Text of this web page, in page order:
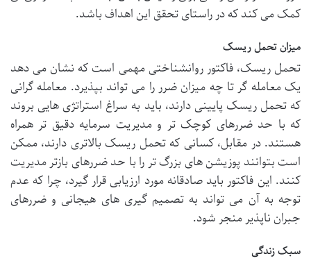
کمک می کند که در راستای تحقق این اهداف باشد.
میزان تحمل ریسک
تحمل ریسک، فاکتور روانشناختی مهمی است که نشان می دهد
یک معامله گر تا چه میزان ضرر را می تواند بپذیرد. معامله گرانی
که تحمل ریسک پایینی دارند، باید به سراغ استراتژی هایی بروند
که با حد ضررهای کوچک تر و مدیریت سرمایه دقیق تر همراه
هستند. در مقابل، کسانی که تحمل ریسک بالاتری دارند، ممکن
است بتوانند پوزیشن های بزرگ تر را با حد ضررهای بازتر مدیریت
کنند. این فاکتور باید صادقانه مورد ارزیابی قرار گیرد، چرا که عدم
توجه به آن می تواند به تصمیم گیری های هیجانی و ضررهای
جبران ناپذیر منجر شود.
سبک زندگی